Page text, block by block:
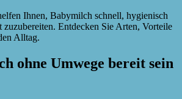
Ihnen, Babymilch schnell, hygienisch
zuzubereiten. Entdecken Sie Arten, Vorteile
Alltag.
ohne Umwege bereit sein